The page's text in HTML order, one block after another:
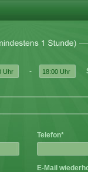
-
Telefon*
E-Mail